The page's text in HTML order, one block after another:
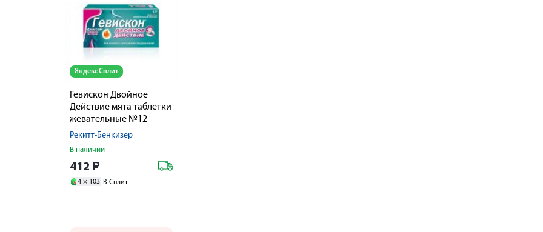
Яндекс Сплит
Гевискон Двойное
Действие мята таблетки
жевательные №12
Рекитт-Бенкизер
В наличии
412 ₽
4 × 103 В Сплит